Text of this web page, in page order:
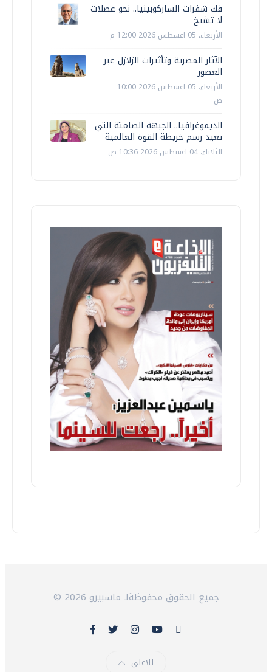
فك شفرات الساركوبينيا.. نحو عضلات
لا تشيخ
الأربعاء، 05 اغسطس 2026 12:00 م
الآثار المصرية وتأثيرات الزلازل عبر
العصور
الأربعاء، 05 اغسطس 2026 10:00
ص
الديموغرافيا.. الجبهة الصامتة التي
تعيد رسم خريطة القوة العالمية
الثلاثاء، 04 اغسطس 2026 10:36 ص
© 2026 جميع الحقوق محفوظةلـ ماسبيرو
للاعلى